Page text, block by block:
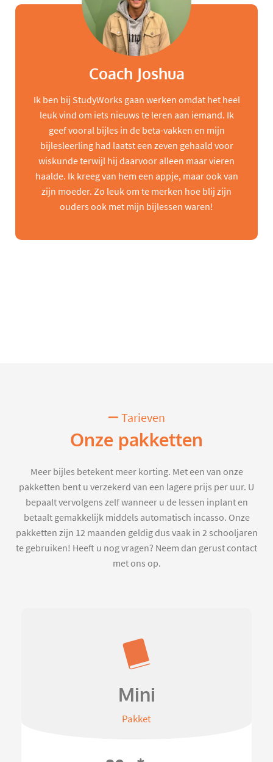
Coach Joshua
Ik ben bij StudyWorks gaan werken omdat het heel
leuk vind om iets nieuws te leren aan iemand. Ik
geef vooral bijles in de beta-vakken en mijn
bijlesleerling had laatst een zeven gehaald voor
wiskunde terwijl hij daarvoor alleen maar vieren
haalde. Ik kreeg van hem een appje, maar ook van
zijn moeder. Zo leuk om te merken hoe blij zijn
ouders ook met mijn bijlessen waren!
Tarieven
Onze pakketten
Meer bijles betekent meer korting. Met een van onze
pakketten bent u verzekerd van een lagere prijs per uur. U
bepaalt vervolgens zelf wanneer u de lessen inplant en
betaalt gemakkelijk middels automatisch incasso. Onze
pakketten zijn 12 maanden geldig dus vaak in 2 schooljaren
te gebruiken! Heeft u nog vragen? Neem dan gerust contact
met ons op.
Mini
Pakket